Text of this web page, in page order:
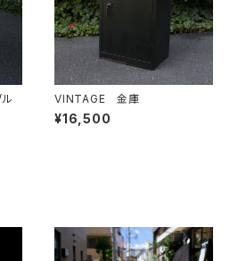
VINTAGE 金庫
¥16,500